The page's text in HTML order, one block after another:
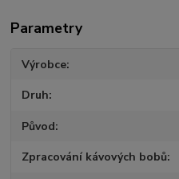
Parametry
Výrobce
Druh
Původ
Zpracování kávových bobů